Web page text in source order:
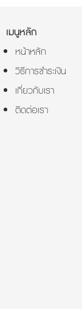
เมนูหลัก
หน้าหลัก
วิธีการชำระเงิน
เกี่ยวกับเรา
ติดต่อเรา